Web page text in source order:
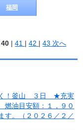
福岡
40 |41 |42 |43 次へ
く！釜山 ３日 ★充実
油目安額：１，９０
。（２０２６／２／